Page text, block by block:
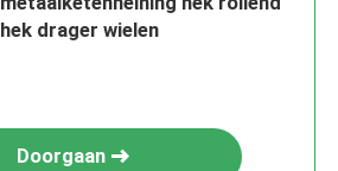
hek drager wielen
Doorgaan